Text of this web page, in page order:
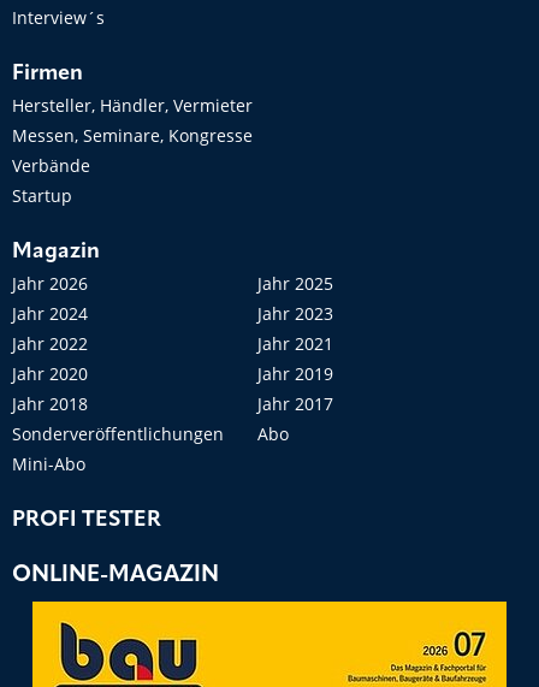
Interview´s
Firmen
Hersteller, Händler, Vermieter
Messen, Seminare, Kongresse
Verbände
Startup
Magazin
Jahr 2026
Jahr 2025
Jahr 2024
Jahr 2023
Jahr 2022
Jahr 2021
Jahr 2020
Jahr 2019
Jahr 2018
Jahr 2017
Sonderveröffentlichungen
Abo
Mini-Abo
PROFI TESTER
ONLINE-MAGAZIN